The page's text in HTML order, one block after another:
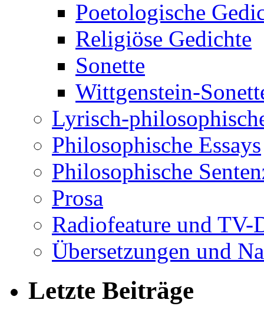
Poetologische
Religiöse Gedichte
Sonette
Wittgenstein-
Lyrisch-
Philosophische Essays
Philosophische
Prosa
Radiofeature und TV-
Übersetzungen und
Letzte Beiträge